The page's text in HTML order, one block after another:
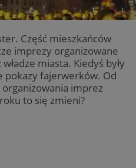
Część mieszkańców
imprezy organizowane
miasta. Kiedyś były
pokazy fajerwerków. Od
organizowania imprez
to się zmieni?